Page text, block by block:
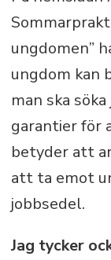
ungdomen”
ungdom kan
man ska
garantier för
betyder att
att ta emot
jobbsedel.
Jag tycker